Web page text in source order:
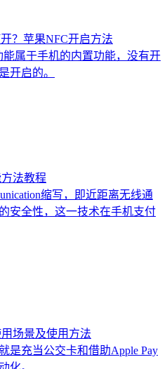
？苹果NFC开启方法
能属于手机的内置功能，没有开
开启的。
法教程
缩写，即近距离无线通
安全性，这一技术在手机支付
场景及使用方法
是充当公交卡和借助Apple Pay